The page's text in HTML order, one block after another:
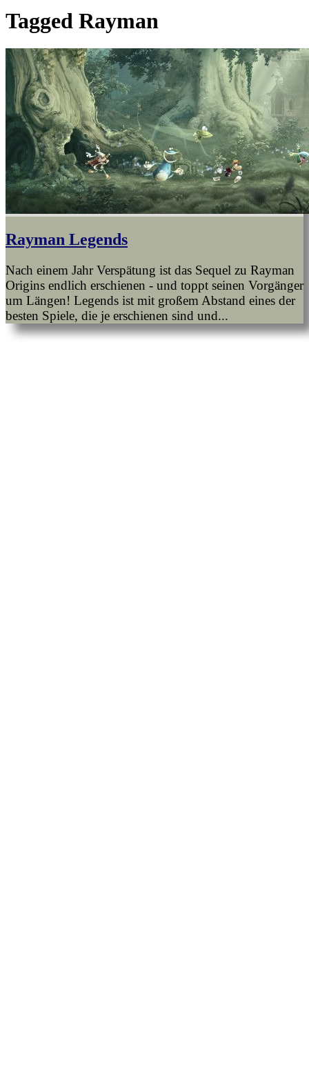
Tagged Rayman
Rayman Legends
Nach einem Jahr Verspätung ist das Sequel zu Rayman
Origins endlich erschienen - und toppt seinen Vorgänger
um Längen! Legends ist mit großem Abstand eines der
besten Spiele, die je erschienen sind und...